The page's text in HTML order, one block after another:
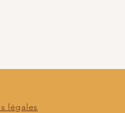
légales